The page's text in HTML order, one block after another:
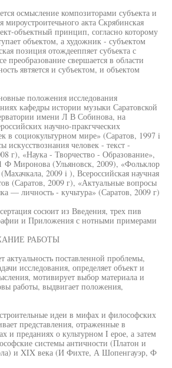
осмысление композиторами субъекта и
мироустроитечьного акта Скрябинская
объектный принцип, согласно которому
объектом, а художник - субъектом
позиция отождееппяет субъекта с
преобразование свершается в области
явтяется и субъектом, и объектом
положения исследования
кафедры истории музыки Саратовской
имени Л В Собинова, на
научно-пракгчческих
в социокультурном мире» (Саратов, 1997 i
искусствознания человек - текст -
г), «Наука - Творчество - Образование»,
Ф Миронова (Ульяновск, 2009), «Фольклор
2009 i ), Всероссийская научная
(Саратов, 2009 г), «Актуальные вопросы
— личность - кучьтура» (Саратов, 2009 г)
сосюит из Введения, трех пив
и Приложения с нотными примерами
РАБОТЫ
актуальность поставленной проблемы,
исследования, определяет объект и
мотивирует выбор материала и
работы, выдвигает положения,
идеи в мифах и философских
представления, отраженные в
и преданиях о культурном I ерое, а затем
системы античности (Платон и
и XIX века (И Фихте, А Шопенгауэр, Ф